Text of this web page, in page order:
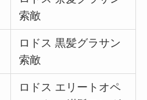
索敵
ロドス 黒髪グラサン
索敵
ロドス エリートオペ